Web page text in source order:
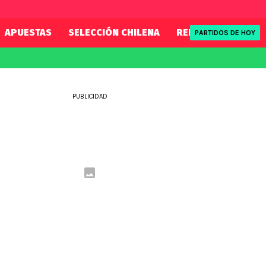
APUESTAS SELECCIÓN CHILENA REDSPORT
PARTIDOS DE HOY
PUBLICIDAD